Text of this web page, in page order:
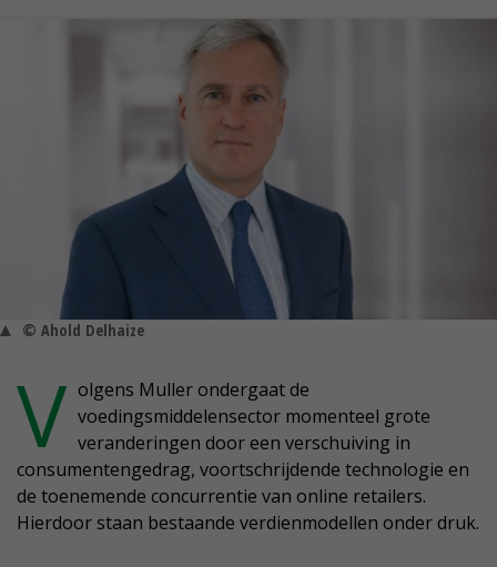
© Ahold Delhaize
V olgens Muller ondergaat de
voedingsmiddelensector momenteel grote
veranderingen door een verschuiving in
consumentengedrag, voortschrijdende technologie en
de toenemende concurrentie van online retailers.
Hierdoor staan bestaande verdienmodellen onder druk.